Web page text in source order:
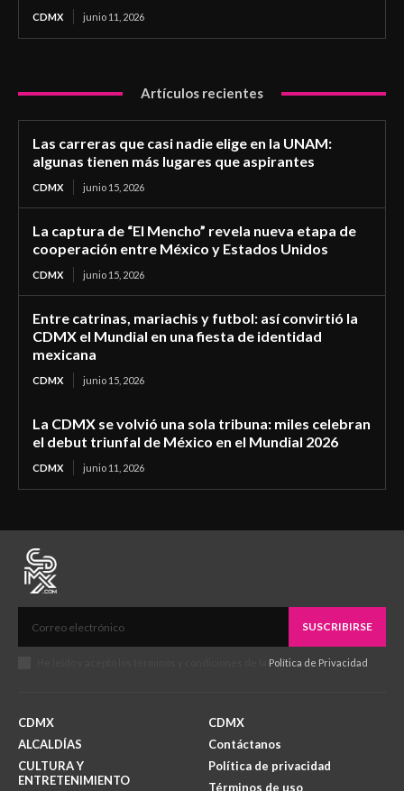
CDMX junio 11, 2026
Artículos recientes
Las carreras que casi nadie elige en la UNAM:
algunas tienen más lugares que aspirantes
CDMX junio 15, 2026
La captura de “El Mencho” revela nueva etapa de
cooperación entre México y Estados Unidos
CDMX junio 15, 2026
Entre catrinas, mariachis y futbol: así convirtió la
CDMX el Mundial en una fiesta de identidad
mexicana
CDMX junio 15, 2026
La CDMX se volvió una sola tribuna: miles celebran
el debut triunfal de México en el Mundial 2026
CDMX junio 11, 2026
SUSCRIBIRSE
Política de Privacidad
CDMX
ALCALDÍAS
CULTURA Y
ENTRETENIMIENTO
CDMX
Contáctanos
Política de privacidad
Términos de uso